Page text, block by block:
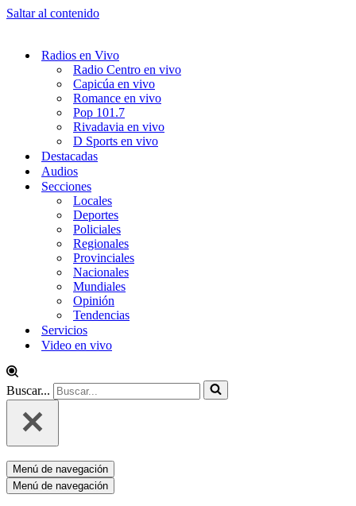
Saltar al contenido
Radios en Vivo
Radio Centro en vivo
Capicúa en vivo
Romance en vivo
Pop 101.7
Rivadavia en vivo
D Sports en vivo
Destacadas
Audios
Secciones
Locales
Deportes
Policiales
Regionales
Provinciales
Nacionales
Mundiales
Opinión
Tendencias
Servicios
Video en vivo
Buscar...
Menú de navegación
Menú de navegación